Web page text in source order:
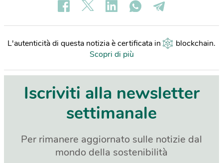
L'autenticità di questa notizia è certificata in blockchain.
Scopri di più
Iscriviti alla newsletter
settimanale
Per rimanere aggiornato sulle notizie dal
mondo della sostenibilità